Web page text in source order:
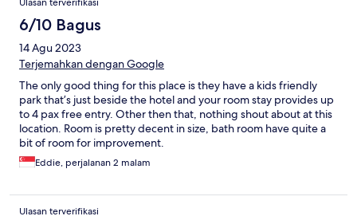
Ulasan terverifikasi
6/10 Bagus
14 Agu 2023
Terjemahkan dengan Google
The only good thing for this place is they have a kids friendly
park that’s just beside the hotel and your room stay provides up
to 4 pax free entry. Other then that, nothing shout about at this
location. Room is pretty decent in size, bath room have quite a
bit of room for improvement.
Eddie, perjalanan 2 malam
Ulasan terverifikasi